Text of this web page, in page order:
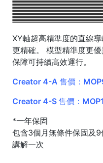
XY軸超高精準度的直線
更精確。 模型精準度更
保障可持續高效運行。
Creator 4-A 售價：
Creator 4-S 售價：
*一年保固
包含3個月無條件保固及
講解一次